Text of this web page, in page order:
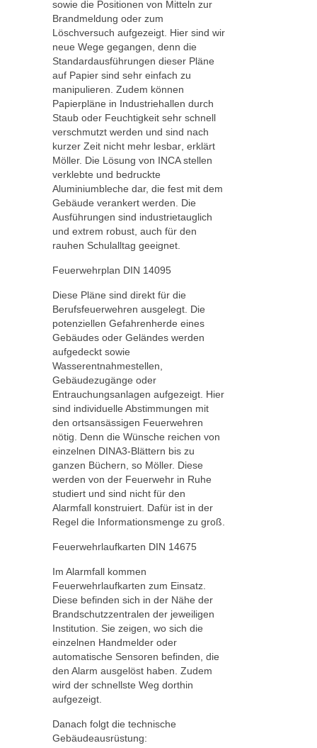
sowie die Positionen von Mitteln zur
Brandmeldung oder zum
Löschversuch aufgezeigt. Hier sind wir
neue Wege gegangen, denn die
Standardausführungen dieser Pläne
auf Papier sind sehr einfach zu
manipulieren. Zudem können
Papierpläne in Industriehallen durch
Staub oder Feuchtigkeit sehr schnell
verschmutzt werden und sind nach
kurzer Zeit nicht mehr lesbar, erklärt
Möller. Die Lösung von INCA stellen
verklebte und bedruckte
Aluminiumbleche dar, die fest mit dem
Gebäude verankert werden. Die
Ausführungen sind industrietauglich
und extrem robust, auch für den
rauhen Schulalltag geeignet.
Feuerwehrplan DIN 14095
Diese Pläne sind direkt für die
Berufsfeuerwehren ausgelegt. Die
potenziellen Gefahrenherde eines
Gebäudes oder Geländes werden
aufgedeckt sowie
Wasserentnahmestellen,
Gebäudezugänge oder
Entrauchungsanlagen aufgezeigt. Hier
sind individuelle Abstimmungen mit
den ortsansässigen Feuerwehren
nötig. Denn die Wünsche reichen von
einzelnen DINA3-Blättern bis zu
ganzen Büchern, so Möller. Diese
werden von der Feuerwehr in Ruhe
studiert und sind nicht für den
Alarmfall konstruiert. Dafür ist in der
Regel die Informationsmenge zu groß.
Feuerwehrlaufkarten DIN 14675
Im Alarmfall kommen
Feuerwehrlaufkarten zum Einsatz.
Diese befinden sich in der Nähe der
Brandschutzzentralen der jeweiligen
Institution. Sie zeigen, wo sich die
einzelnen Handmelder oder
automatische Sensoren befinden, die
den Alarm ausgelöst haben. Zudem
wird der schnellste Weg dorthin
aufgezeigt.
Danach folgt die technische
Gebäudeausrüstung: